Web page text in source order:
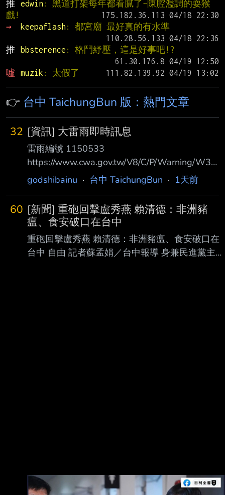
推 edwin: 黑道打架每年都看膩了~陳腔濫調的耍猴
戲!
→
keepaflash: 都宮廟 最好真的有水準
推
bbsterence : 格鬥紓壓，這是好事吧!?
噓
muzik : 太假了
👉 台中 TaichungBun 版：熱門文章
32 [資訊] 大雷雨即時訊息
雷雨編號 1150533
https://www.cwa.gov.tw/V8/C/P/Warning/W33
_Cell.html?ID=1150533
容: 115年08月08日00時47分氣象署發布大雷雨
即時訊息，持續時間至01時47分；有短延時強
降雨、冰雹發生，並伴隨較強陣風、閃電落雷，
請慎防低窪地區積水、低能見度、雷擊 有短延
時強降雨、冰雹發生，並伴隨較強陣風、閃電落
godshibainu · 台中 TaichungBun · 1天前
60 [新聞] 重砲回擊盧秀燕 賴清德：非洲豬
瘟、食安破口在台中
重砲回擊盧秀燕 賴清德：非洲豬瘟、食安破口在
台中 自由 記者蘇孟娟／台中報導 身兼民進黨主席